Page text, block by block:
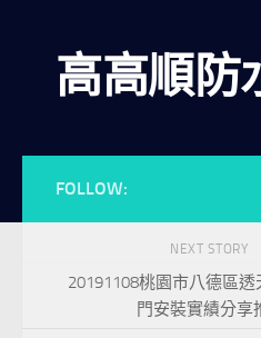
高高順防
FOLLOW:
NEXT STORY
20191108桃園市八德區透
門安裝實績分享